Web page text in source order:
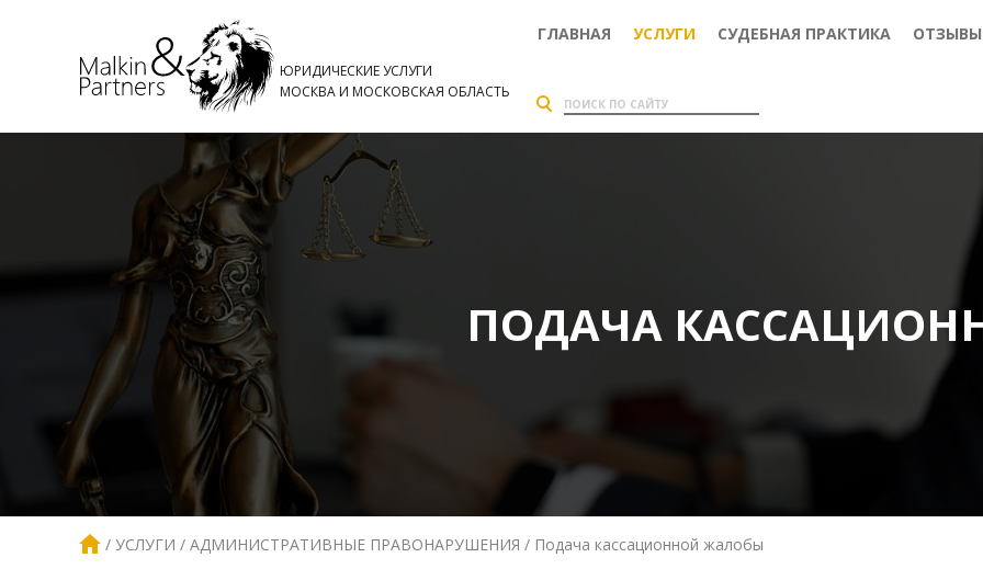
ЮРИДИЧЕСКИЕ УСЛУГИ
МОСКВА И МОСКОВСКАЯ ОБЛАСТЬ
ГЛАВНАЯ УСЛУГИ СУДЕБНАЯ ПРАКТИКА ОТЗЫВЫ
ПОДАЧА
УСЛУГИ АДМИНИСТРАТИВНЫЕ ПРАВОНАРУШЕНИЯ Подача кассационной жалобы